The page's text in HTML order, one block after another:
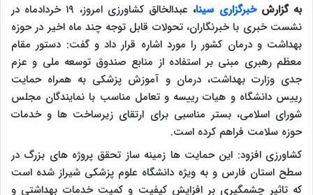
به گزارش خبرگزاری سینا،
عبدالخالق کشاورزی امروز، ۱۹ خردادماه در
نشست خبری با خبرنگاران، تحولات قابل توجه چند ماه اخیر در حوزه
بهداشت و درمان کشور را مورد اشاره قرار داد و گفت: دستور مقام
معظم رهبری مبنی بر استفاده از منابع صندوق توسعه ملی و عزم
جدی وزارت بهداشت، درمان و آموزش پزشکی به همراه حمایت
رییس دانشگاه و هیات رییسه و تعامل مناسب با نمایندگان مجلس
شورای اسلامی، بستر مناسبی برای ارتقای زیرساخت ‌ها و خدمات
حوزه سلامت فراهم کرده است.
کشاورزی افزود: این حمایت ‌ها زمینه‌ ساز تحقق پروژه‌ های بزرگ در
سطح استان فارس و به ویژه دانشگاه علوم پزشکی شیراز شده است
که تاثیر چشمگیری بر افزایش کیفیت و کمیت خدمات بهداشتی و